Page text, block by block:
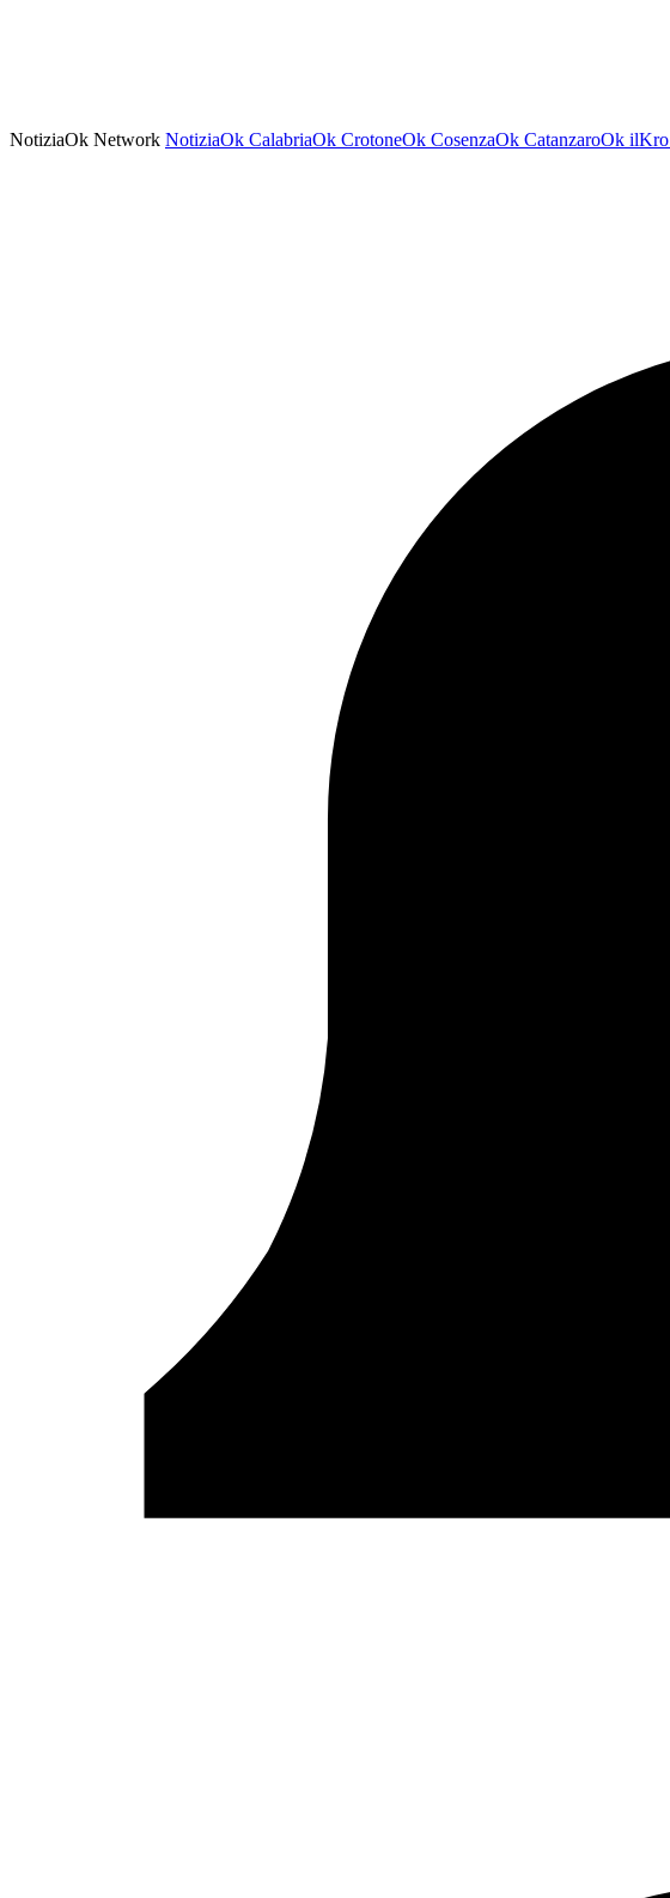
NotiziaOk Network NotiziaOk CalabriaOk CrotoneOk CosenzaOk CatanzaroOk ilKro